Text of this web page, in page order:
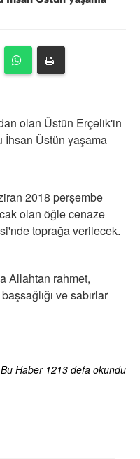
olan Üstün Erçelik'in
İhsan Üstün yaşama
2018 perşembe
olan öğle cenaze
toprağa verilecek.
Allahtan rahmet,
ve sabırlar
Bu Haber 1213 defa okundu